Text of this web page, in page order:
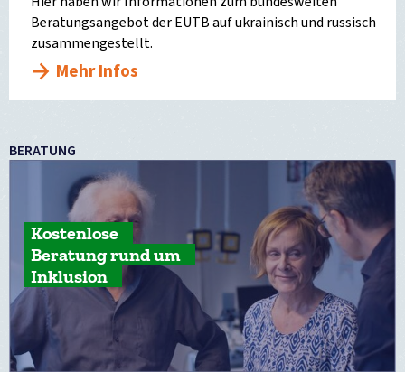
Beratungsangebot der EUTB auf ukrainisch und russisch
zusammengestellt.
Mehr Infos
BERATUNG
Kostenlose
Beratung rund um
Inklusion